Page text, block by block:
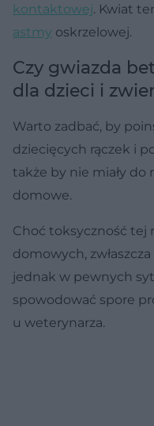
kontaktowej. Kwiat
astmy oskrzelowej.
Czy gwiazda
dla dzieci i
Warto zadbać, by
dziecięcych rączek i
także by nie miały
domowe.
Choć toksyczność tej
domowych,
jednak w pewnych
spowodować spore
u weterynarza.